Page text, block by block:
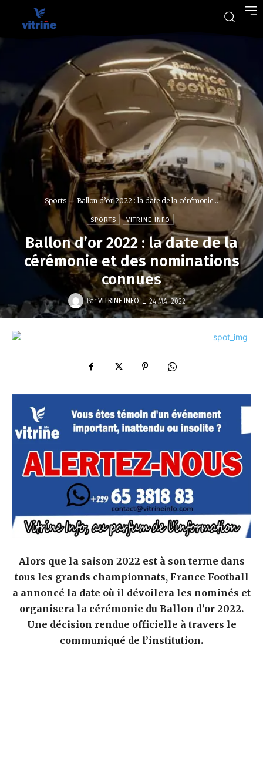
Sports Ballon d’or 2022 : la date de la cérémonie...
SPORTS VITRINE INFO
Ballon d’or 2022 : la date de la
cérémonie et des nominations
connues
Par VITRINE INFO - 24 MAI 2022
Alors que la saison 2022 est à son terme dans
tous les grands championnats, France Football
a annoncé la date où il dévoilera les nominés et
organisera la cérémonie du Ballon d’or 2022.
Une décision rendue officielle à travers le
communiqué de l’institution.